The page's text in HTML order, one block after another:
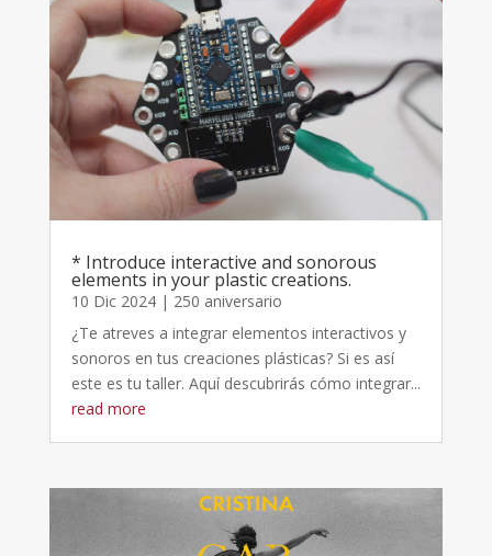
* Introduce interactive and sonorous
elements in your plastic creations.
10 Dic 2024| 250 aniversario
¿Te atreves a integrar elementos interactivos y
sonoros en tus creaciones plásticas? Si es así
este es tu taller. Aquí descubrirás cómo integrar...
read more